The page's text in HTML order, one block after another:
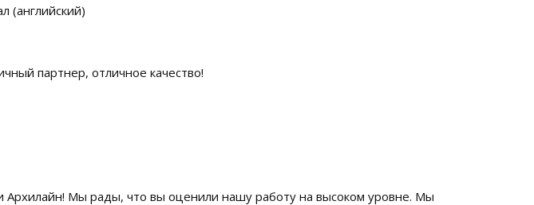
(английский)
партнер, отличное качество!
Архилайн! Мы рады, что вы оценили нашу работу на высоком уровне. Мы